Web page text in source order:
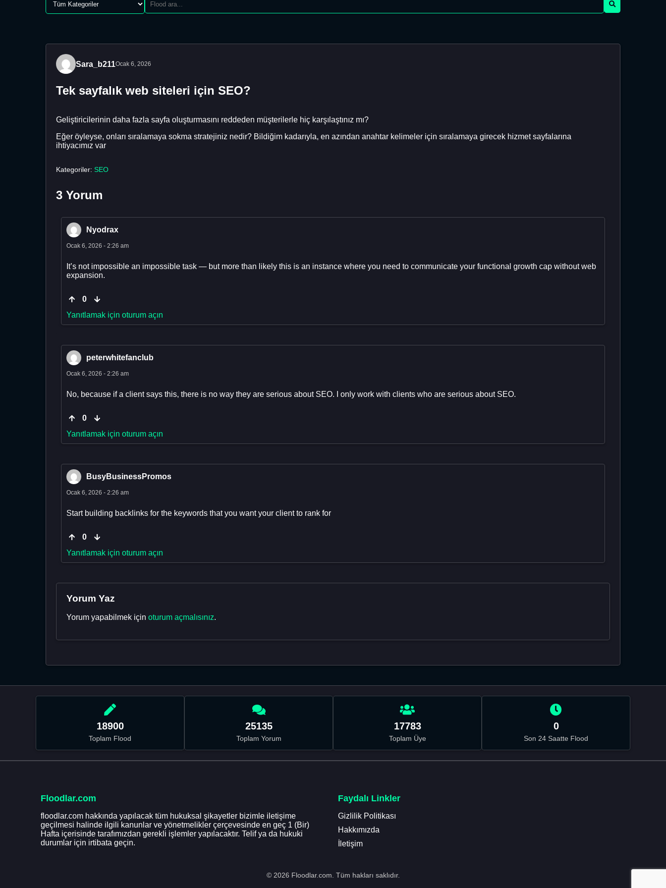
Sara_b211Ocak 6, 2026
Tek sayfalık web siteleri için SEO?
Geliştiricilerinin daha fazla sayfa oluşturmasını reddeden müşterilerle hiç karşılaştınız mı?
Eğer öyleyse, onları sıralamaya sokma stratejiniz nedir? Bildiğim kadarıyla, en azından anahtar kelimeler için sıralamaya girecek hizmet sayfalarına
ihtiyacımız var
Kategoriler: SEO
3 Yorum
Nyodrax
Ocak 6, 2026 - 2:26 am
It’s not impossible an impossible task — but more than likely this is an instance where you need to communicate your functional growth cap without web
expansion.
0
Yanıtlamak için oturum açın
peterwhitefanclub
Ocak 6, 2026 - 2:26 am
No, because if a client says this, there is no way they are serious about SEO. I only work with clients who are serious about SEO.
0
Yanıtlamak için oturum açın
BusyBusinessPromos
Ocak 6, 2026 - 2:26 am
Start building backlinks for the keywords that you want your client to rank for
0
Yanıtlamak için oturum açın
Yorum Yaz
Yorum yapabilmek için oturum açmalısınız.
18900
Toplam Flood
25135
Toplam Yorum
17783
Toplam Üye
0
Son 24 Saatte Flood
Floodlar.com
floodlar.com hakkında yapılacak tüm hukuksal şikayetler bizimle iletişime
geçilmesi halinde ilgili kanunlar ve yönetmelikler çerçevesinde en geç 1 (Bir)
Hafta içerisinde tarafımızdan gerekli işlemler yapılacaktır. Telif ya da hukuki
durumlar için irtibata geçin.
Faydalı Linkler
Gizlilik Politikası
Hakkımızda
İletişim
© 2026 Floodlar.com. Tüm hakları saklıdır.